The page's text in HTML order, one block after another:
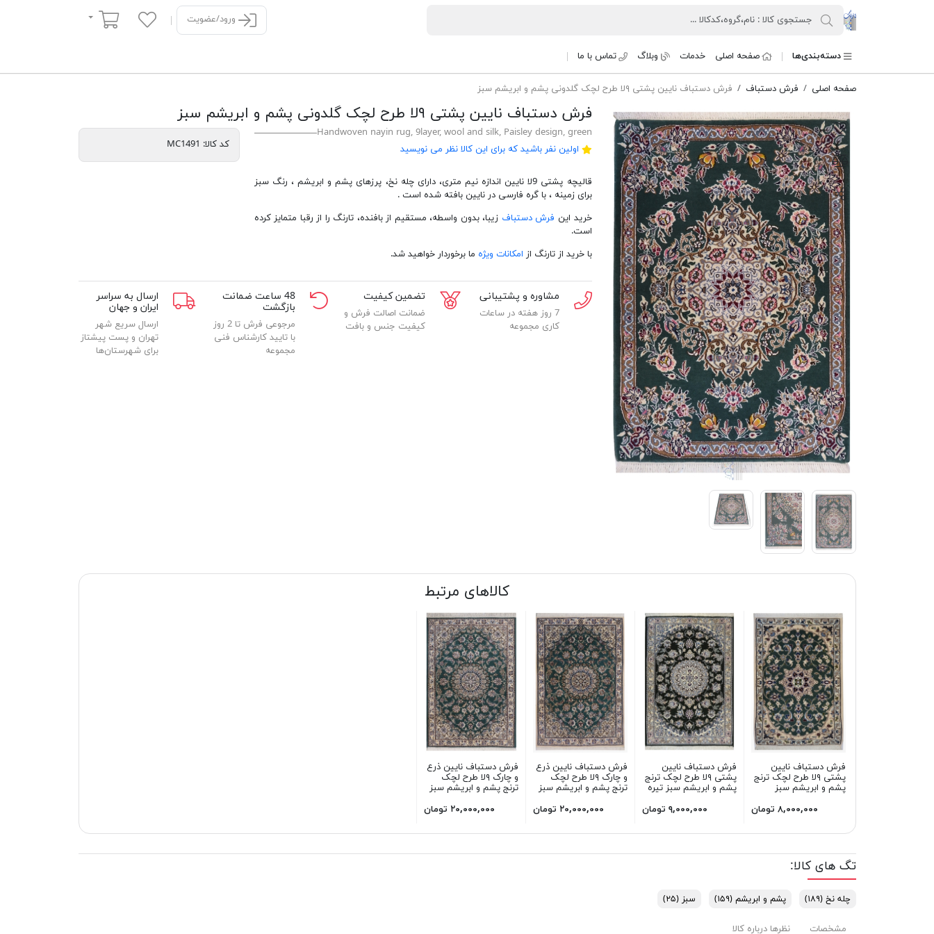
کنسرسیوم فرش دستباف تارنگ ورود/عضویت سبد خرید
دسته‌بندی‌ها صفحه اصلی خدمات وبلاگ تماس با ما
صفحه اصلی فرش دستباف فرش دستباف نایین پشتی ۹لا طرح لچک گلدونی پشم و ابریشم سبز
فرش دستباف نایین پشتی ۹لا طرح لچک گلدونی پشم و ابریشم سبز
Handwoven nayin rug, 9layer, wool and silk, Paisley design, green
اولین نفر باشید که برای این کالا نظر می نویسید
قالیچه پشتی 9لا نایین اندازه نیم متری، دارای چله نخ، پرزهای پشم و ابریشم ، رنگ سبز
برای زمینه ، با گره فارسی در نایین بافته شده است .
خرید این فرش دستباف زیبا، بدون واسطه، مستقیم از بافنده، تارنگ را از رقبا متمایز کرده
است.
با خرید از تارنگ از امکانات ویژه ما برخوردار خواهید شد.
کد کالا: MC1491
مشاوره و پشتیبانی
7 روز هفته در ساعات
کاری مجموعه
تضمین کیفیت
ضمانت اصالت فرش و
کیفیت جنس و بافت
48 ساعت ضمانت
بازگشت
مرجوعی فرش تا 2 روز
با تایید کارشناس فنی
مجموعه
ارسال به سراسر
ایران و جهان
ارسال سریع شهر
تهران و پست پیشتاز
برای شهرستان‌ها
کالاهای مرتبط
فرش دستباف نایین
پشتی ۹لا طرح لچک ترنج
پشم و ابریشم سبز
۸,۰۰۰,۰۰۰ تومان
فرش دستباف نایین
پشتی ۹لا طرح لچک ترنج
پشم و ابریشم سبز تیره
۹,۰۰۰,۰۰۰ تومان
فرش دستباف نایین ذرع
و چارک ۹لا طرح لچک
ترنج پشم و ابریشم سبز
۲۰,۰۰۰,۰۰۰ تومان
فرش دستباف نایین ذرع
و چارک ۹لا طرح لچک
ترنج پشم و ابریشم سبز
۲۰,۰۰۰,۰۰۰ تومان
تگ های کالا:
چله نخ(۱۸۹) پشم و ابریشم(۱۵۹) سبز(۲۵)
مشخصات نظرها درباره کالا